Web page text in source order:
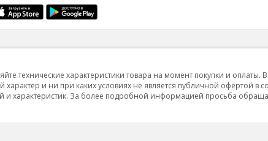
технические характеристики товара на момент покупки и
и ни при каких условиях не является публичной офертой в
характеристик. За более подробной информацией просьба